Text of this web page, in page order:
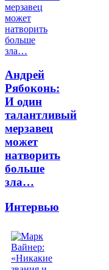
Андрей
Рябоконь:
И один
талантливый
мерзавец
может
натворить
больше
зла…
Интервью